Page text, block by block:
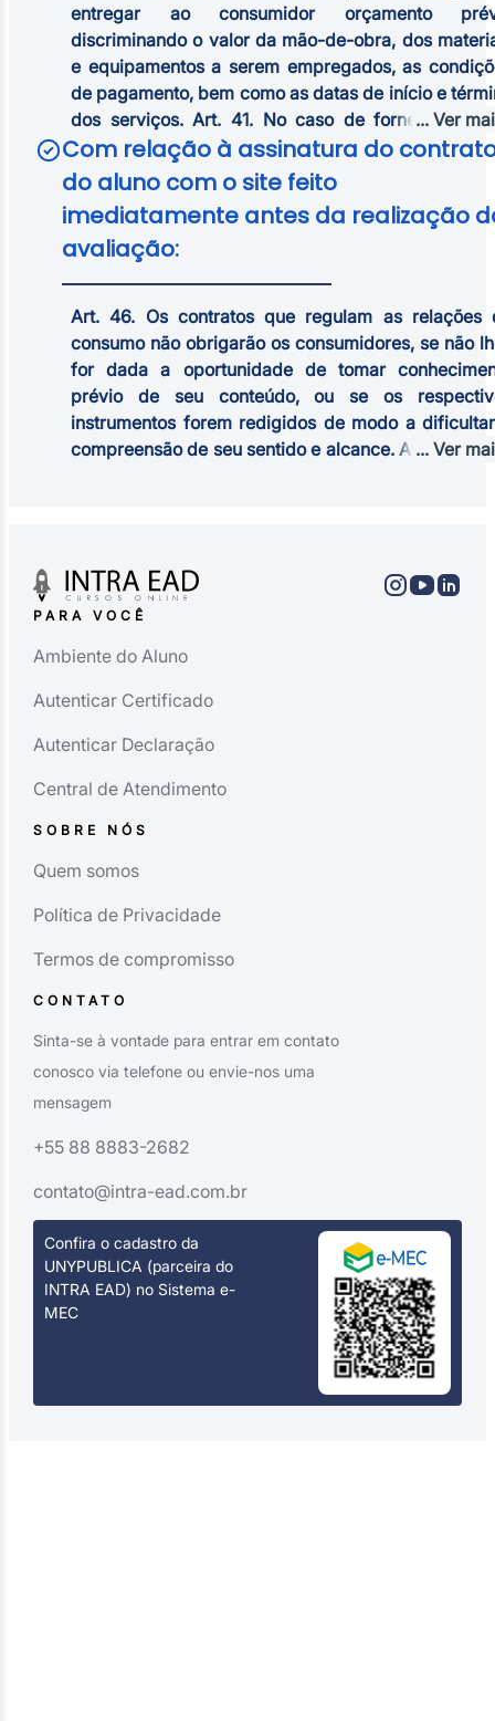
origem, entre outros dados, bem como sobre os
que apresentam à saúde e segurança
consumidores.
entregar ao consumidor orçamento
discriminando o valor da mão-de-obra, dos
e equipamentos a serem empregados, as
de pagamento, bem como as datas de início e
dos serviços. Art. 41. No caso de fornecimento
produtos ou de serviços sujeitos ao regime
controle ou de tabelamento de preços,
pena de não o fazendo, responderem pela
da quantia recebida em excesso,
atualizada, podendo o consumidor exigir à
escolha, o desfazimento do negócio, sem prejuízo
outras sanções cabíveis.
... Ver
Com relação à assinatura do
do aluno com o site feito
imediatamente antes da realização
avaliação:
Art. 46. Os contratos que regulam as relações
consumo não obrigarão os consumidores, se não
for dada a oportunidade de tomar
prévio de seu conteúdo, ou se os
instrumentos forem redigidos de modo a
compreensão de seu sentido e alcance. Artigo 54 §
consumidor. (Redação dada pela nº 11.785, de
... Ver
PARA VOCÊ
Ambiente do Aluno
Autenticar Certificado
Autenticar Declaração
Central de Atendimento
SOBRE NÓS
Quem somos
Política de Privacidade
Termos de compromisso
CONTATO
Sinta-se à vontade para entrar em contato
conosco via telefone ou envie-nos uma
mensagem
+55 88 8883-2682
contato@intra-ead.com.br
Confira o cadastro da
UNYPUBLICA (parceira do
INTRA EAD) no Sistema e-
MEC